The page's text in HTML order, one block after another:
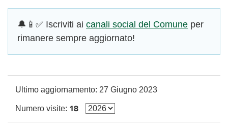
🔔📱✅ Iscriviti ai canali social del Comune per
rimanere sempre aggiornato!
Ultimo aggiornamento: 27 Giugno 2023
Numero visite: 18